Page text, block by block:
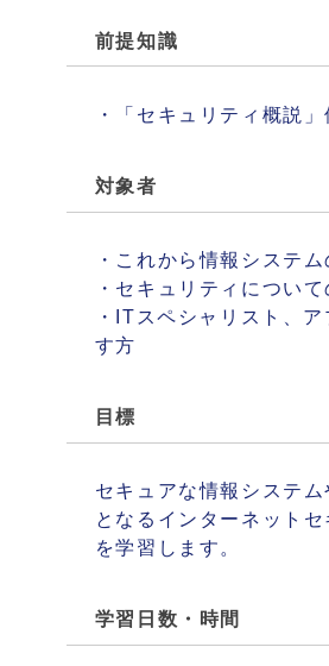
前提知識
・「セキュリティ概説
対象者
・これから情報システ
・セキュリティについ
・ITスペシャリスト、
す方
目標
セキュアな情報システ
となるインターネット
を学習します。
学習日数・時間